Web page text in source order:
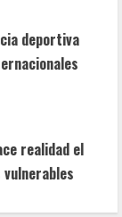
deportiva
realidad el